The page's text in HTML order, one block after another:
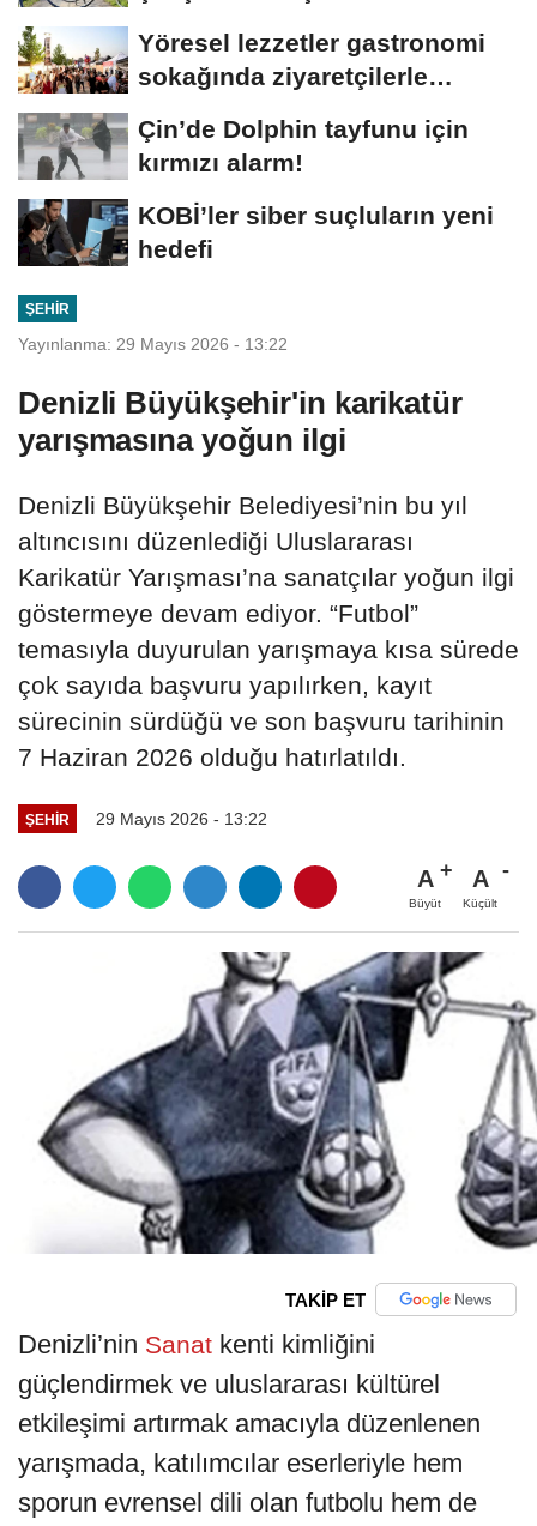
Yöresel lezzetler gastronomi
sokağında ziyaretçilerle
Çin’de Dolphin tayfunu için
kırmızı alarm!
KOBİ’ler siber suçluların yeni
hedefi
ŞEHIR
Yayınlanma: 29 Mayıs 2026 - 13:22
Denizli Büyükşehir'in karikatür
yarışmasına yoğun ilgi
Denizli Büyükşehir Belediyesi’nin bu yıl
altıncısını düzenlediği Uluslararası
Karikatür Yarışması’na sanatçılar yoğun ilgi
göstermeye devam ediyor. “Futbol”
temasıyla duyurulan yarışmaya kısa sürede
çok sayıda başvuru yapılırken, kayıt
sürecinin sürdüğü ve son başvuru tarihinin
7 Haziran 2026 olduğu hatırlatıldı.
ŞEHIR 29 Mayıs 2026 - 13:22
A
Büyüt
A
Küçült
TAKİP ET
Denizli’nin Sanat kenti kimliğini
güçlendirmek ve uluslararası kültürel
etkileşimi artırmak amacıyla düzenlenen
yarışmada, katılımcılar eserleriyle hem
sporun evrensel dili olan futbolu hem de